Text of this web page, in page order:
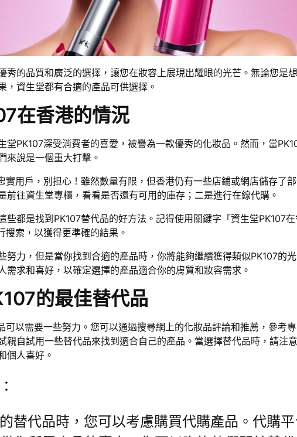
秀的品質和廣泛的選擇，讓您在妝容上展現出耀眼的光芒。無論您是
，資生堂都有合適的產品可供選擇。
在香港的情況
堂PK107深受消費者的喜愛，被譽為一款優秀的化妝品。然而，當
來說是一個重大打擊。
實用戶，別担心！雖然數量有限，但香港仍有一些店鋪或網店儲存了
前往資生堂專櫃，看看是否還有可用的庫存；二是進行在線代購。
些都是找到PK107替代品的好方法。記得使用關鍵字「資生堂PK107在
搜索，以獲得更準確的結果。
努力，但是當你找到合適的產品時，你將能夠繼續獲得類似PK107的
需求和喜好，以確定選擇的產品適合你的膚質和妝容需求。
的最佳替代品
可以需要一些努力。您可以通過搜尋網上的化妝品評論和推薦，參考
親自試用一些替代品來找到適合自己的產品。當選擇替代品時，請注
個人喜好。
替代品時，您可以考慮購買代購產品。代購